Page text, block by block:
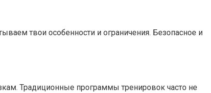
твои особенности и ограничения. Безопасное и
Традиционные программы тренировок часто не